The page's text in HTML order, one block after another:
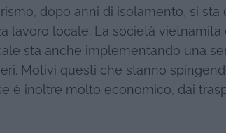
dopo anni di isolamento, si
lavoro locale. La società
sta anche implementando una
Motivi questi che stanno
è inoltre molto economico, dai